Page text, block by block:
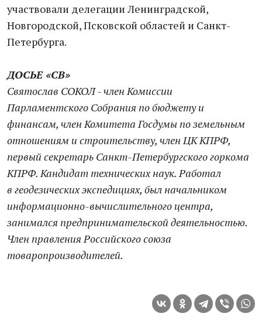
участвовали делегации Ленинградской,
Новгородской, Псковской областей и Санкт-
Петербурга.
ДОСЬЕ «СВ»
Святослав СОКОЛ - член Комиссии
Парламентского Собрания по бюджету и
финансам, член Комитета Госдумы по земельным
отношениям и строительству, член ЦК КПРФ,
первый секретарь Санкт-Петербургского горкома
КПРФ. Кандидат технических наук. Работал
в геодезических экспедициях, был начальником
информационно-вы­чис­ли­тельного центра,
занимался предпринимательской деятельностью.
Член правления Российского союза
товаропроизводителей.